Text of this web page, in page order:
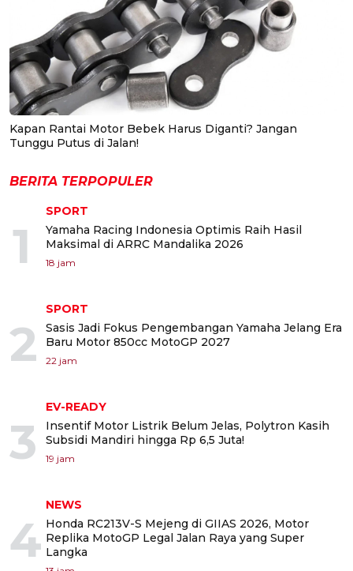
Kapan Rantai Motor Bebek Harus Diganti? Jangan
Tunggu Putus di Jalan!
BERITA TERPOPULER
1
SPORT
Yamaha Racing Indonesia Optimis Raih Hasil
Maksimal di ARRC Mandalika 2026
18 jam
2
SPORT
Sasis Jadi Fokus Pengembangan Yamaha Jelang Era
Baru Motor 850cc MotoGP 2027
22 jam
3
EV-READY
Insentif Motor Listrik Belum Jelas, Polytron Kasih
Subsidi Mandiri hingga Rp 6,5 Juta!
19 jam
4
NEWS
Honda RC213V-S Mejeng di GIIAS 2026, Motor
Replika MotoGP Legal Jalan Raya yang Super
Langka